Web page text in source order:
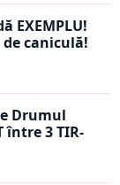
EXEMPLU!
caniculă!
Drumul
între 3 TIR-